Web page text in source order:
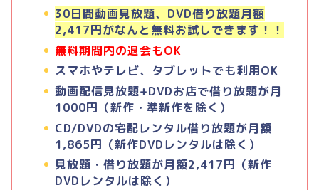
30日間動画見放題、DVD借り放題月額
2,417円がなんと無料お試しできます！！
無料期間内の退会もOK
スマホやテレビ、タブレットでも利用OK
動画配信見放題+DVDお店で借り放題が月
1000円（新作・準新作を除く）
CD/DVDの宅配レンタル借り放題が月額
1,865円（新作DVDレンタルは除く）
見放題・借り放題が月額2,417円（新作
DVDレンタルは除く）